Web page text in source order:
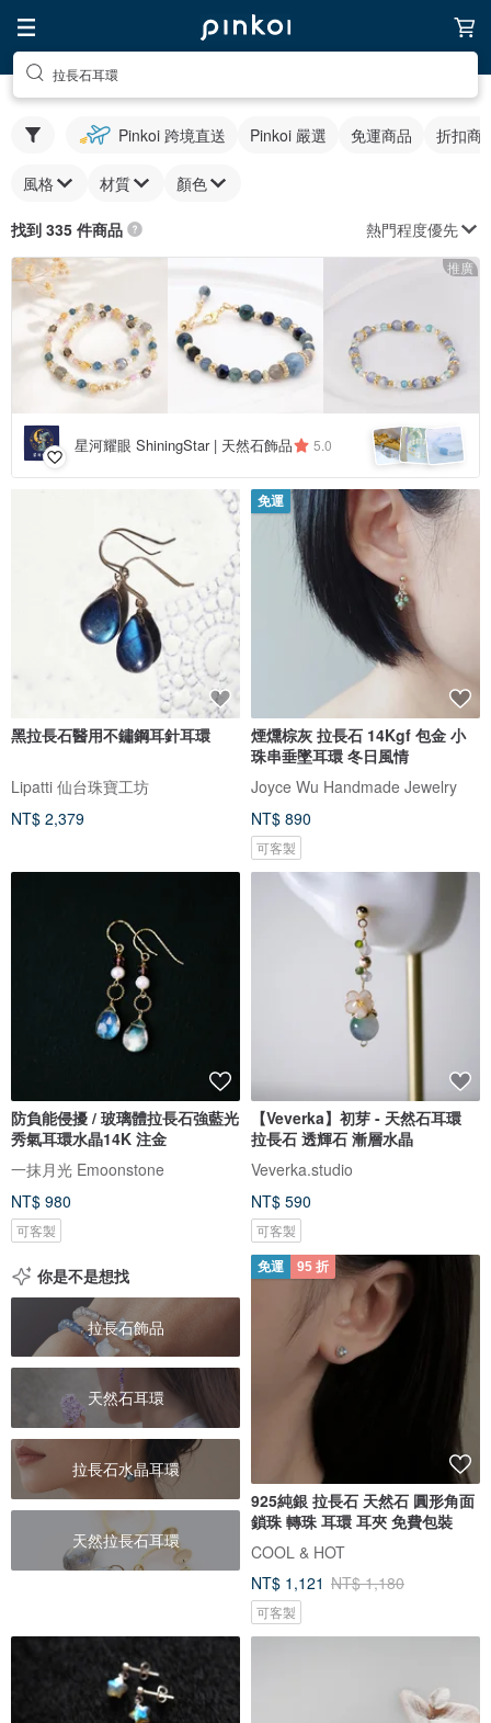
拉長石耳環
Pinkoi 跨境直送 Pinkoi 嚴選 免運商品 折扣商
風格 材質 顏色
找到 335 件商品 熱門程度優先
推廣
星河耀眼 ShiningStar | 天然石飾品 5.0
黑拉長石醫用不鏽鋼耳針耳環
Lipatti 仙台珠寶工坊
NT$ 2,379
免運
煙燻棕灰 拉長石 14Kgf 包金 小
珠串垂墜耳環 冬日風情
Joyce Wu Handmade Jewelry
NT$ 890
可客製
防負能侵擾 / 玻璃體拉長石強藍光
秀氣耳環水晶14K 注金
一抹月光 Emoonstone
NT$ 980
可客製
【Veverka】初芽 - 天然石耳環
拉長石 透輝石 漸層水晶
Veverka.studio
NT$ 590
可客製
你是不是想找
拉長石飾品
天然石耳環
拉長石水晶耳環
天然拉長石耳環
免運 95 折
925純銀 拉長石 天然石 圓形角面
鎖珠 轉珠 耳環 耳夾 免費包裝
COOL & HOT
NT$ 1,121 NT$ 1,180
可客製